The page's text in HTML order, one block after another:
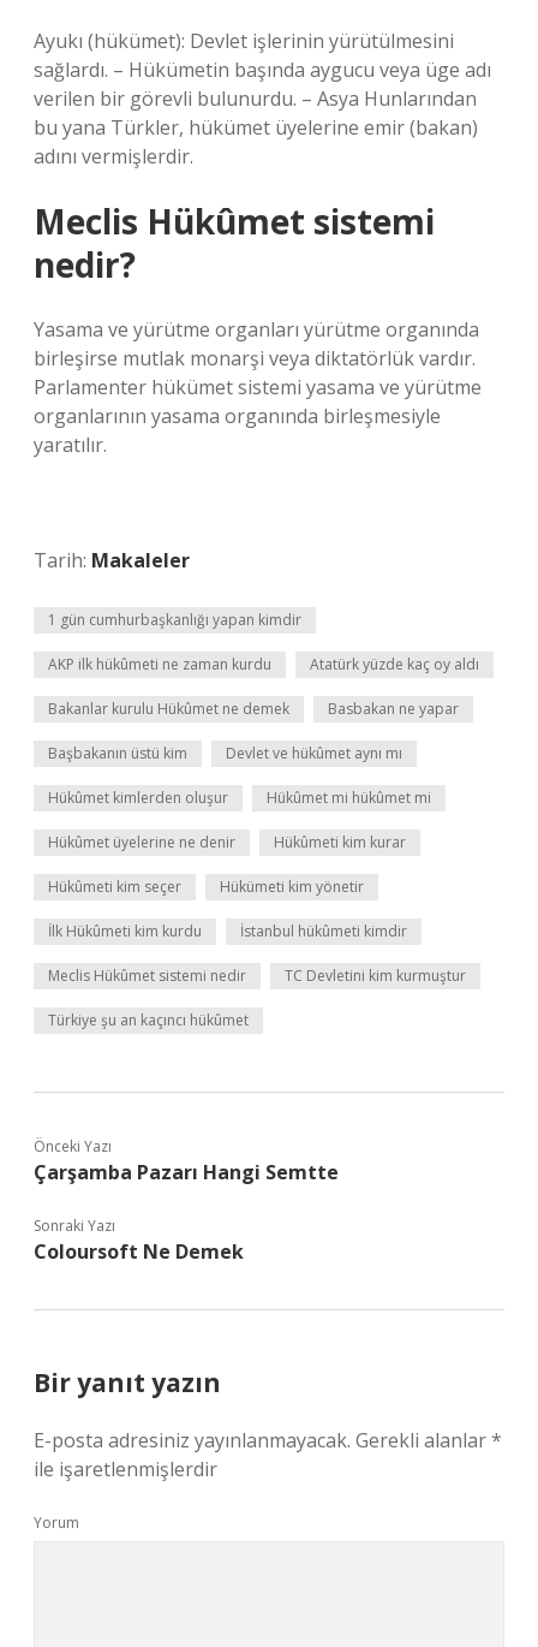
Ayukı (hükümet): Devlet işlerinin yürütülmesini
sağlardı. – Hükümetin başında aygucu veya üge adı
verilen bir görevli bulunurdu. – Asya Hunlarından
bu yana Türkler, hükümet üyelerine emir (bakan)
adını vermişlerdir.
Meclis Hükûmet sistemi
nedir?
Yasama ve yürütme organları yürütme organında
birleşirse mutlak monarşi veya diktatörlük vardır.
Parlamenter hükümet sistemi yasama ve yürütme
organlarının yasama organında birleşmesiyle
yaratılır.
Tarih: Makaleler
1 gün cumhurbaşkanlığı yapan kimdir
AKP ilk hükûmeti ne zaman kurdu Atatürk yüzde kaç oy aldı
Bakanlar kurulu Hükûmet ne demek Basbakan ne yapar
Başbakanın üstü kim Devlet ve hükûmet aynı mı
Hükûmet kimlerden oluşur Hükûmet mi hükûmet mi
Hükûmet üyelerine ne denir Hükûmeti kim kurar
Hükûmeti kim seçer Hükümeti kim yönetir
İlk Hükûmeti kim kurdu İstanbul hükûmeti kimdir
Meclis Hükûmet sistemi nedir TC Devletini kim kurmuştur
Türkiye şu an kaçıncı hükûmet
Önceki Yazı
Çarşamba Pazarı Hangi Semtte
Sonraki Yazı
Coloursoft Ne Demek
Bir yanıt yazın
E-posta adresiniz yayınlanmayacak. Gerekli alanlar*
ile işaretlenmişlerdir
Yorum